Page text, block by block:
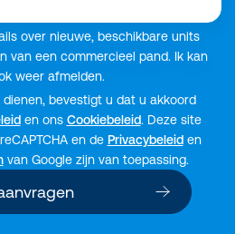
over nieuwe, beschikbare units
van een commercieel pand. Ik kan
weer afmelden.
bevestigt u dat u akkoord
en ons Cookiebeleid. Deze site
en de Privacybeleiden
van Google zijn van toepassing.